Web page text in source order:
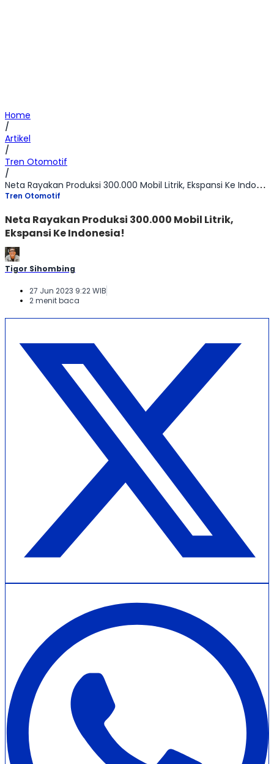
Home
/
Artikel
/
Tren Otomotif
/
Neta Rayakan Produksi 300.000 Mobil Litrik, Ekspansi Ke Indonesia!
Tren Otomotif
Neta Rayakan Produksi 300.000 Mobil Litrik,
Ekspansi Ke Indonesia!
Tigor Sihombing
27 Jun 2023 9:22 WIB
2 menit baca